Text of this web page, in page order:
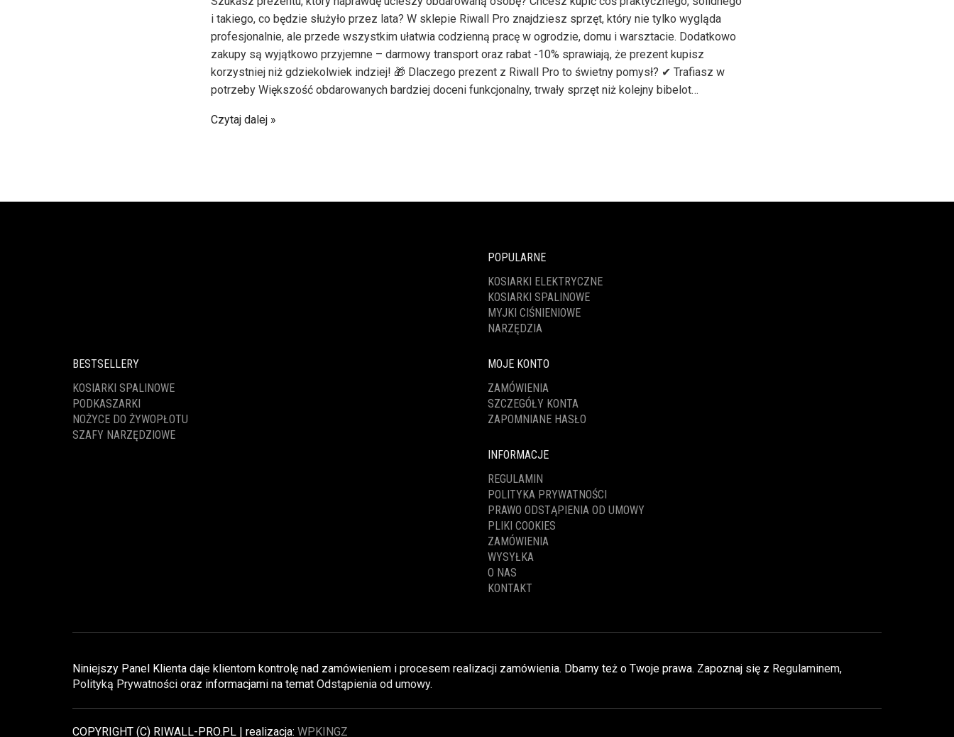
i takiego, co będzie służyło przez lata? W sklepie Riwall Pro znajdziesz sprzęt, który nie tylko wygląda
profesjonalnie, ale przede wszystkim ułatwia codzienną pracę w ogrodzie, domu i warsztacie. Dodatkowo
zakupy są wyjątkowo przyjemne – darmowy transport oraz rabat -10% sprawiają, że prezent kupisz
korzystniej niż gdziekolwiek indziej! 🎁 Dlaczego prezent z Riwall Pro to świetny pomysł? ✔ Trafiasz w
potrzeby Większość obdarowanych bardziej doceni funkcjonalny, trwały sprzęt niż kolejny bibelot…
Czytaj dalej
POPULARNE
KOSIARKI ELEKTRYCZNE
KOSIARKI SPALINOWE
MYJKI CIŚNIENIOWE
NARZĘDZIA
BESTSELLERY
KOSIARKI SPALINOWE
PODKASZARKI
NOŻYCE DO ŻYWOPŁOTU
SZAFY NARZĘDZIOWE
MOJE KONTO
ZAMÓWIENIA
SZCZEGÓŁY KONTA
ZAPOMNIANE HASŁO
INFORMACJE
REGULAMIN
POLITYKA PRYWATNOŚCI
PRAWO ODSTĄPIENIA OD UMOWY
PLIKI COOKIES
ZAMÓWIENIA
WYSYŁKA
O NAS
KONTAKT
Niniejszy Panel Klienta daje klientom kontrolę nad zamówieniem i procesem realizacji zamówienia. Dbamy też o Twoje prawa. Zapoznaj się z Regulaminem,
Polityką Prywatności oraz informacjami na temat Odstąpienia od umowy.
COPYRIGHT (C) RIWALL-PRO.PL | realizacja: WPKINGZ